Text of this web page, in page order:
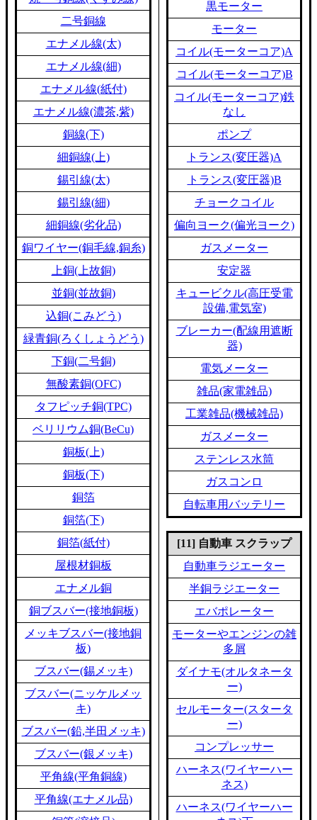
二号銅線
エナメル線(太)
エナメル線(細)
エナメル線(紙付)
エナメル線(濃茶,紫)
銅線(下)
細銅線(上)
錫引線(太)
錫引線(細)
細銅線(劣化品)
銅ワイヤー(銅毛線,銅糸)
上銅(上故銅)
並銅(並故銅)
込銅(こみどう)
緑青銅(ろくしょうどう)
下銅(二号銅)
無酸素銅(OFC)
タフピッチ銅(TPC)
ベリリウム銅(BeCu)
銅板(上)
銅板(下)
銅箔
銅箔(下)
銅箔(紙付)
屋根材銅板
エナメル銅
銅ブスバー(接地銅板)
メッキブスバー(接地銅
板)
ブスバー(錫メッキ)
ブスバー(ニッケルメッ
キ)
ブスバー(鉛,半田メッキ)
ブスバー(銀メッキ)
平角線(平角銅線)
平角線(エナメル品)
黒モーター
モーター
コイル(モーターコア)A
コイル(モーターコア)B
コイル(モーターコア)鉄
なし
ポンプ
トランス(変圧器)A
トランス(変圧器)B
チョークコイル
偏向ヨーク(偏光ヨーク)
ガスメーター
安定器
キュービクル(高圧受電
設備,電気室)
ブレーカー(配線用遮断
器)
電気メーター
雑品(家電雑品)
工業雑品(機械雑品)
ガスメーター
ステンレス水筒
ガスコンロ
自転車用バッテリー
[11] 自動車 スクラップ
自動車ラジエーター
半銅ラジエーター
エバポレーター
モーターやエンジンの雑
多屑
ダイナモ(オルタネータ
ー)
セルモーター(スタータ
ー)
コンプレッサー
ハーネス(ワイヤーハー
ネス)
ハーネス(ワイヤーハー